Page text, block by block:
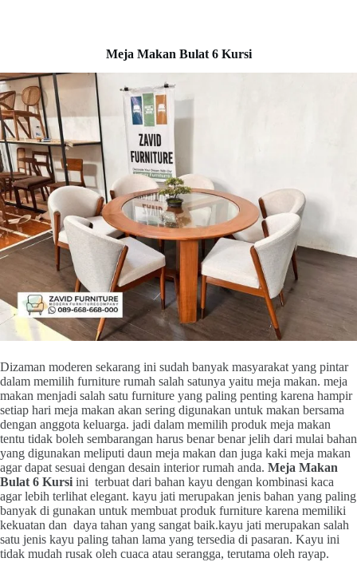
Meja Makan Bulat 6 Kursi
Dizaman moderen sekarang ini sudah banyak masyarakat yang pintar
dalam memilih furniture rumah salah satunya yaitu meja makan. meja
makan menjadi salah satu furniture yang paling penting karena hampir
setiap hari meja makan akan sering digunakan untuk makan bersama
dengan anggota keluarga. jadi dalam memilih produk meja makan
tentu tidak boleh sembarangan harus benar benar jelih dari mulai bahan
yang digunakan meliputi daun meja makan dan juga kaki meja makan
agar dapat sesuai dengan desain interior rumah anda. Meja Makan
Bulat 6 Kursi ini terbuat dari bahan kayu dengan kombinasi kaca
agar lebih terlihat elegant. kayu jati merupakan jenis bahan yang paling
banyak di gunakan untuk membuat produk furniture karena memiliki
kekuatan dan daya tahan yang sangat baik.kayu jati merupakan salah
satu jenis kayu paling tahan lama yang tersedia di pasaran. Kayu ini
tidak mudah rusak oleh cuaca atau serangga, terutama oleh rayap.